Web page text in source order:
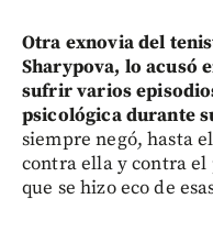
Otra exnovia del
Sharypova, lo acusó
sufrir varios
psicológica durante
siempre negó, hasta
contra ella y contra
que se hizo eco de